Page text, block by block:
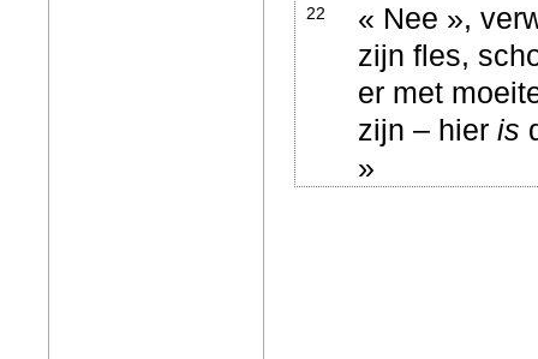
22
« Nee »,
zijn fles,
er met
zijn – hieris
»